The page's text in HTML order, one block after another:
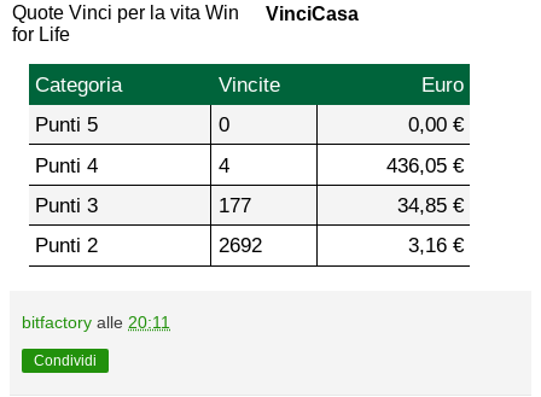
Quote Vinci per la vita Win
for Life
VinciCasa
Categoria Vincite
Euro
Punti 5
0
0,00 €
Punti 4
4
436,05 €
Punti 3
177
34,85 €
Punti 2
2692 3,16 €
bitfactory alle 20:11
Condividi